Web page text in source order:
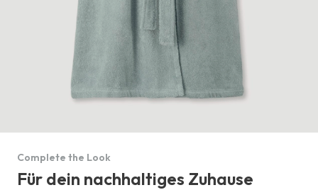
Complete the Look
Für dein nachhaltiges Zuhause